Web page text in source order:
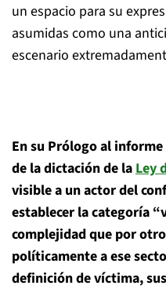
un espacio para su
asumidas como una
escenario
En su Prólogo al informe
de la dictación de laLey
visible a un actor del
establecer la categoría
complejidad que por
políticamente a ese
definición de víctima,